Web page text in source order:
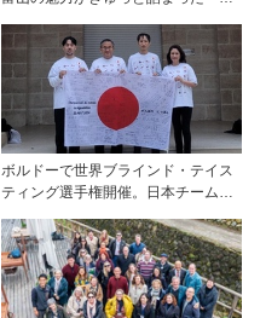
ボルドーで世界ブラインド・テイス
ティング選手権開催。日本チームが4